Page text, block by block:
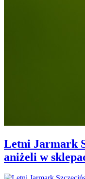
Letni Jarmark
aniżeli w